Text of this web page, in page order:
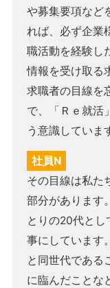
や募集要項など
れば、必ず企業
職活動を経験し
情報を受け取る
求職者の目線を
で、「Ｒｅ就活
う意識していま
社員N
その目線は私た
部分があります
とりの20代とし
事にしています
と同世代である
に臨んだことな